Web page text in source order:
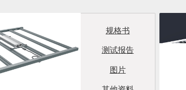
规格书
测试报告
图片